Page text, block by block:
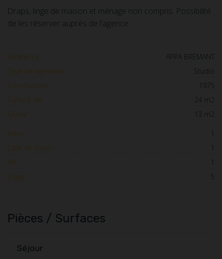
Draps, linge de maison et ménage non compris. Possibilité
de les réserver auprès de l'agence.
Référence :
APPA BREMANT
Type de logement :
Studio
Construction :
1975
Surface de :
24 m2
Séjour :
13 m2
Pièce :
1
Salle de bains :
1
WC :
1
Etage :
5
Pièces / Surfaces
Séjour